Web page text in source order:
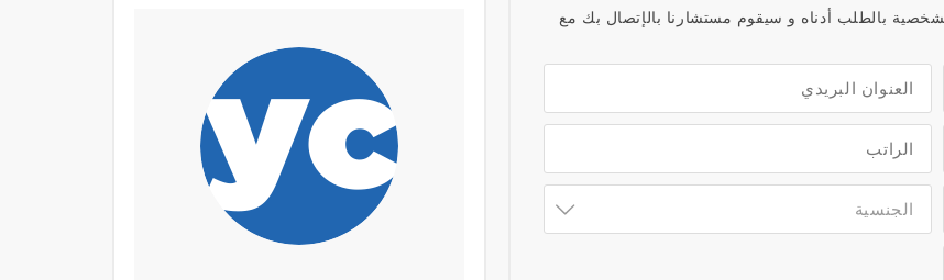
بالطلب أدناه و سيقوم مستشارنا بالإتصال بك مع
الجنسية